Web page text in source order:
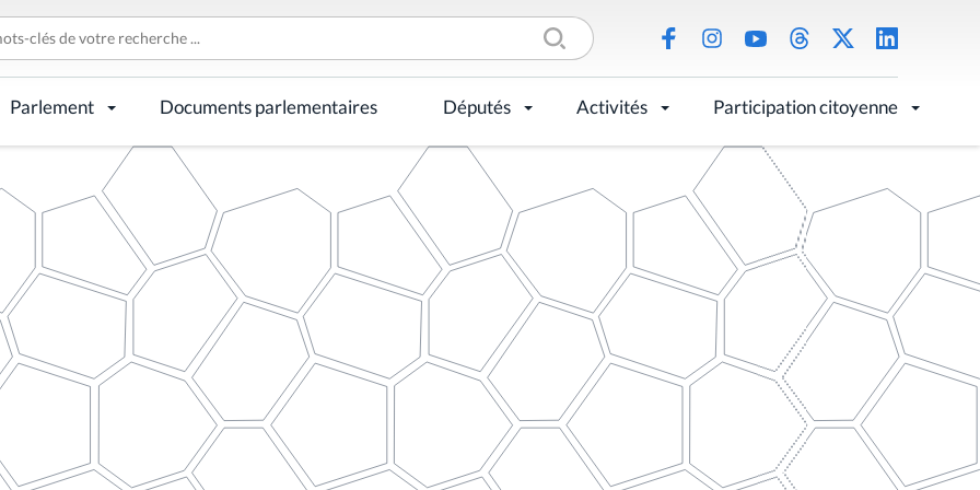
Parlement Documents parlementaires Députés Activités Participation citoyenne